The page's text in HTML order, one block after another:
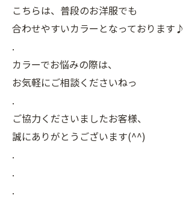
こちらは、普段のお洋服でも
合わせやすいカラーとなっております♪
.
カラーでお悩みの際は、
お気軽にご相談くださいねっ
.
ご協力くださいましたお客様、
誠にありがとうございます(^^)
.
.
.